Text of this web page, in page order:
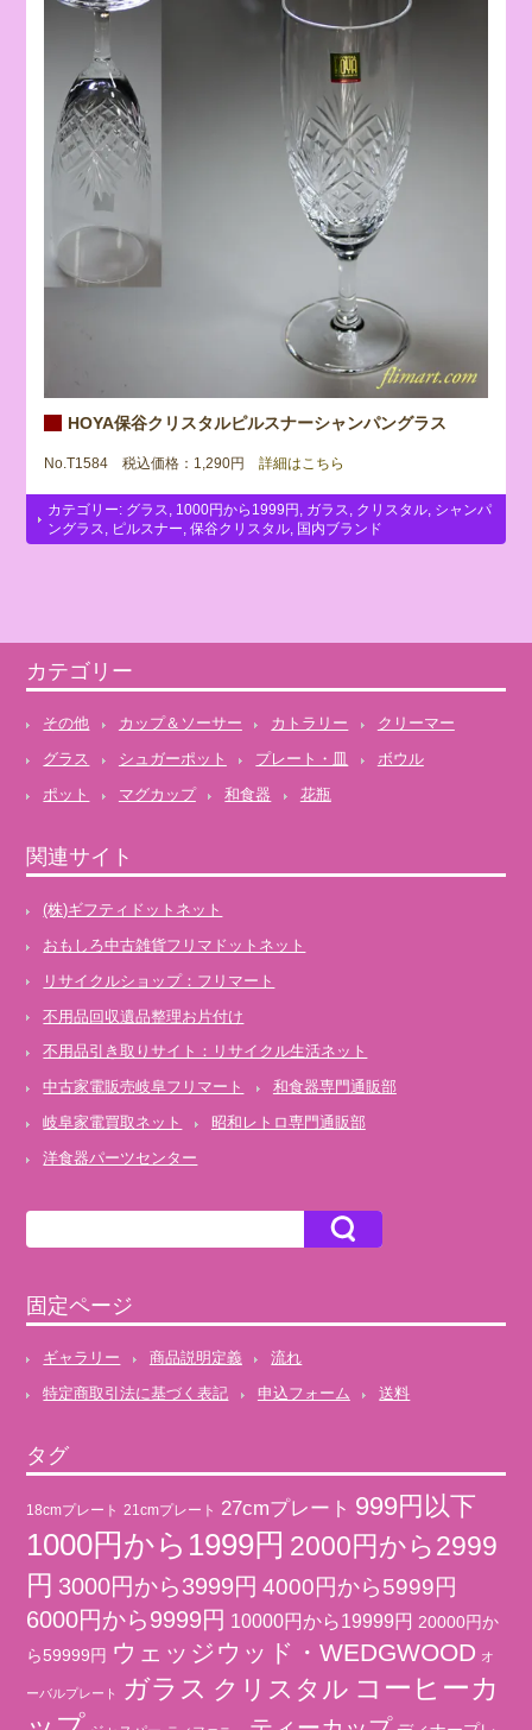
HOYA保谷クリスタルピルスナーシャンパングラス
No.T1584 税込価格：1,290円 詳細はこちら
カテゴリー: グラス 1000円から1999円 ガラス クリスタル シャンパ
ングラス
ピルスナー ,保谷クリスタル 国内ブランド
カテゴリー
その他 カップ＆ソーサー カトラリー
クリーマー
グラス
シュガーポット プレート・皿
ボウル
ポット
マグカップ 和食器 花瓶
関連サイト
(株)ギフティドットネット
おもしろ中古雑貨フリマドットネット
リサイクルショップ：フリマート
不用品回収遺品整理お片付け
不用品引き取りサイト：リサイクル生活ネット
中古家電販売岐阜フリマート
和食器専門通販部
岐阜家電買取ネット
昭和レトロ専門通販部
洋食器パーツセンター
固定ページ
ギャラリー 商品説明定義
流れ
特定商取引法に基づく表記
申込フォーム 送料
タグ
18cmプレート 21cmプレート 27cmプレート 999円以下
1000円から1999円 2000円から2999
円 3000円から3999円 4000円から5999円
6000円から9999円 10000円から19999円 20000円か
ら59999円 ウェッジウッド・WEDGWOOD オ
ーバルプレート ガラス クリスタル コーヒーカ